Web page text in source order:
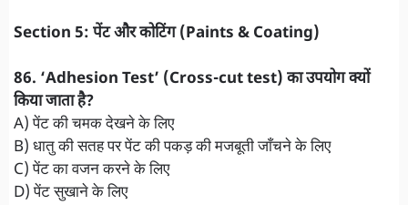
Section 5: पेंट और कोटिंग (Paints & Coating)
86. ‘Adhesion Test’ (Cross-cut test) का उपयोग क्यों
किया जाता है?
A) पेंट की चमक देखने के लिए
B) धातु की सतह पर पेंट की पकड़ की मजबूती जाँचने के लिए
C) पेंट का वजन करने के लिए
D) पेंट सुखाने के लिए